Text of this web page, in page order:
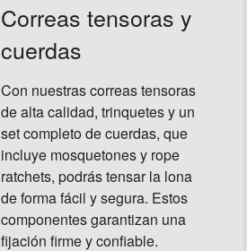
Correas tensoras y
cuerdas
Con nuestras correas tensoras
de alta calidad, trinquetes y un
set completo de cuerdas, que
incluye mosquetones y rope
ratchets, podrás tensar la lona
de forma fácil y segura. Estos
componentes garantizan una
fijación firme y confiable.